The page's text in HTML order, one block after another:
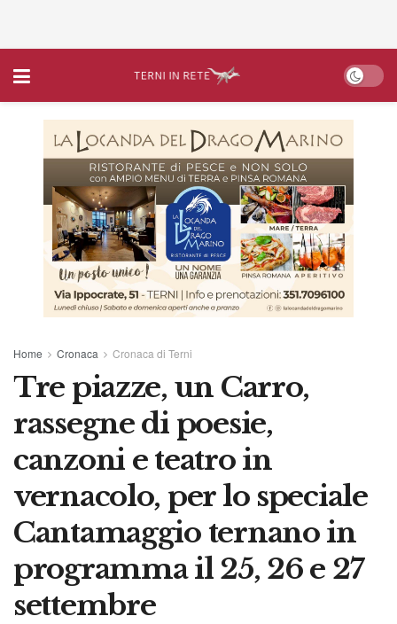
Home Cronaca Cronaca di Terni
Tre piazze, un Carro,
rassegne di poesie,
canzoni e teatro in
vernacolo, per lo speciale
Cantamaggio ternano in
programma il 25, 26 e 27
settembre